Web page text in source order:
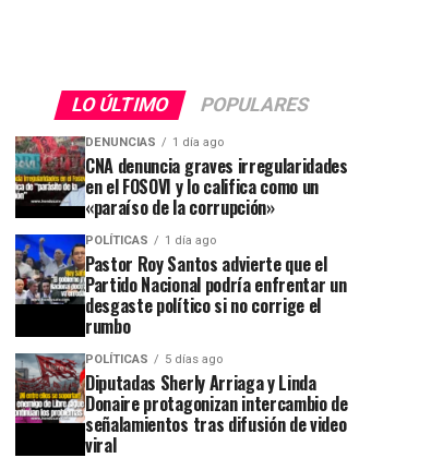
LO ÚLTIMO POPULARES
DENUNCIAS 1 día ago
CNA denuncia graves irregularidades
en el FOSOVI y lo califica como un
«paraíso de la corrupción»
POLÍTICAS 1 día ago
Pastor Roy Santos advierte que el
Partido Nacional podría enfrentar un
desgaste político si no corrige el
rumbo
POLÍTICAS 5 días ago
Diputadas Sherly Arriaga y Linda
Donaire protagonizan intercambio de
señalamientos tras difusión de video
viral